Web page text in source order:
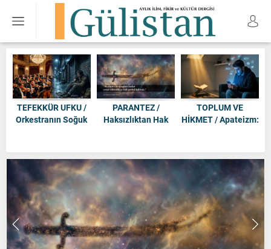
TEFEKKÜR UFKU /
Orkestranın Soğuk
PARANTEZ /
Haksızlıktan Hak
TOPLUM VE
HİKMET / Apateizm: